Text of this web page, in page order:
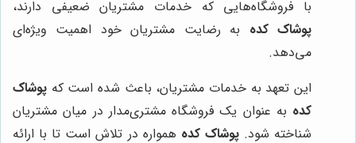
با فروشگاه‌هایی که خدمات مشتریان ضعیفی دارند،
پوشاک کده به رضایت مشتریان خود اهمیت ویژه‌ای
می‌دهد.
این تعهد به خدمات مشتریان، باعث شده است که پوشاک
کده به عنوان یک فروشگاه مشتری‌مدار در میان مشتریان
شناخته شود.پوشاک کده همواره در تلاش است تا با ارائه